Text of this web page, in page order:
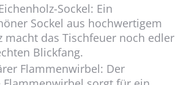
Sockel: Ein
Sockel aus hochwertigem
macht das Tischfeuer noch edler
Blickfang.
Flammenwirbel: Der